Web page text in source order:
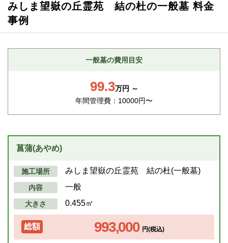
みしま望嶽の丘霊苑 結の杜の一般墓 料金
事例
一般墓の費用目安
99.3万円 ～
年間管理費：10000円〜
菖蒲(あやめ)
施工場所 みしま望嶽の丘霊苑 結の杜(一般墓)
内容 一般
大きさ 0.455㎡
総額 993,000 円(税込)